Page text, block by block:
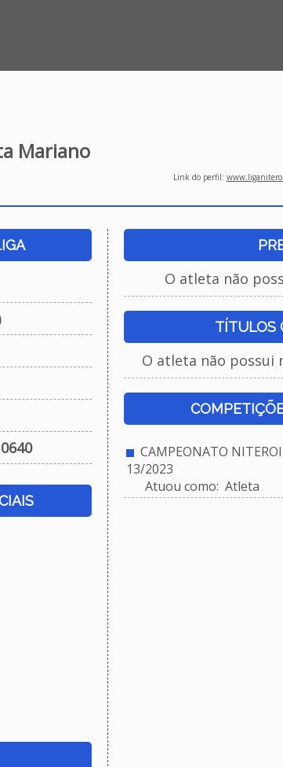
Mariano
Link do perfil:
O atleta não
TÍTULOS
O atleta não possui
CAMPEONATO
13/2023
Atuou como: Atleta